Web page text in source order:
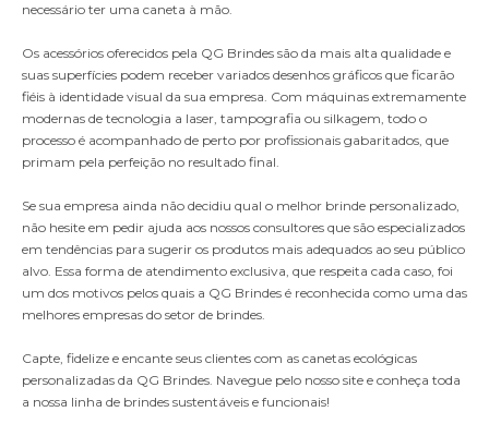
necessário ter uma caneta à mão.
Os acessórios oferecidos pela QG Brindes são da mais alta qualidade e
suas superfícies podem receber variados desenhos gráficos que ficarão
fiéis à identidade visual da sua empresa. Com máquinas extremamente
modernas de tecnologia a laser, tampografia ou silkagem, todo o
processo é acompanhado de perto por profissionais gabaritados, que
primam pela perfeição no resultado final.
Se sua empresa ainda não decidiu qual o melhor brinde personalizado,
não hesite em pedir ajuda aos nossos consultores que são especializados
em tendências para sugerir os produtos mais adequados ao seu público
alvo. Essa forma de atendimento exclusiva, que respeita cada caso, foi
um dos motivos pelos quais a QG Brindes é reconhecida como uma das
melhores empresas do setor de brindes.
Capte, fidelize e encante seus clientes com as canetas ecológicas
personalizadas da QG Brindes. Navegue pelo nosso site e conheça toda
a nossa linha de brindes sustentáveis e funcionais!